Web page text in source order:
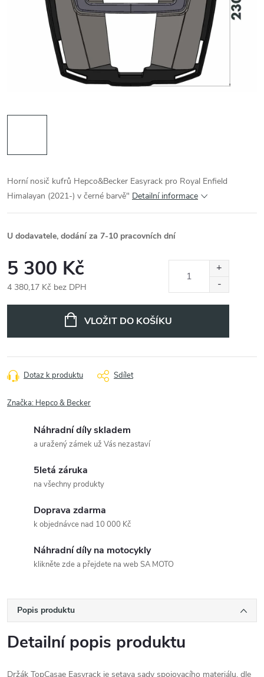
Horní nosič kufrů Hepco&Becker Easyrack pro Royal Enfield
Himalayan (2021-) v černé barvě" Detailní informace
U dodavatele, dodání za 7-10 pracovních dní
5 300 Kč
4 380,17 Kč bez DPH
VLOŽIT DO KOŠÍKU
Dotaz k produktu Sdílet
Značka: Hepco & Becker
Náhradní díly skladem
a uražený zámek už Vás nezastaví
5letá záruka
na všechny produkty
Doprava zdarma
k objednávce nad 10 000 Kč
Náhradní díly na motocykly
klikněte zde a přejdete na web SA MOTO
Popis produktu
Detailní popis produktu
Držák TopCasae Easyrack je setava sady spojovacího materiálu, dle